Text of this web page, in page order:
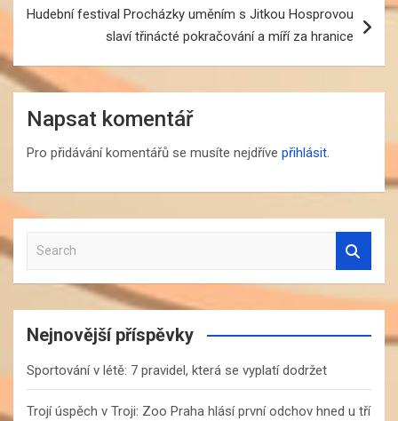
Hudební festival Procházky uměním s Jitkou Hosprovou
slaví třinácté pokračování a míří za hranice
Napsat komentář
Pro přidávání komentářů se musíte nejdříve přihlásit.
a
r
c
Nejnovější příspěvky
Sportování v létě: 7 pravidel, která se vyplatí dodržet
Trojí úspěch v Troji: Zoo Praha hlásí první odchov hned u tří